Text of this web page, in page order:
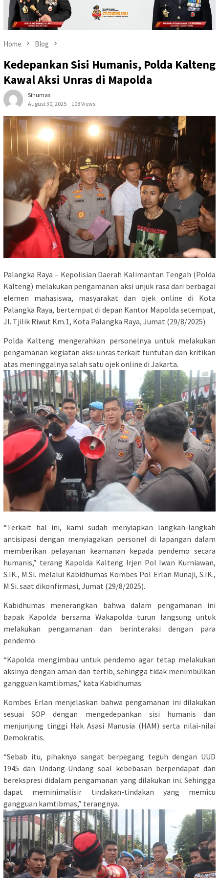
Home Blog
Kedepankan Sisi Humanis, Polda Kalteng
Kawal Aksi Unras di Mapolda
Sihumas
August 30, 2025
108 Views
Palangka Raya – Kepolisian Daerah Kalimantan Tengah (Polda
Kalteng) melakukan pengamanan aksi unjuk rasa dari berbagai
elemen mahasiswa, masyarakat dan ojek online di Kota
Palangka Raya, bertempat di depan Kantor Mapolda setempat,
Jl. Tjilik Riwut Km.1, Kota Palangka Raya, Jumat (29/8/2025).
Polda Kalteng mengerahkan personelnya untuk melakukan
pengamanan kegiatan aksi unras terkait tuntutan dan kritikan
atas meninggalnya salah satu ojek online di Jakarta.
“Terkait hal ini, kami sudah menyiapkan langkah-langkah
antisipasi dengan menyiagakan personel di lapangan dalam
memberikan pelayanan keamanan kepada pendemo secara
humanis,” terang Kapolda Kalteng Irjen Pol Iwan Kurniawan,
S.IK., M.Si. melalui Kabidhumas Kombes Pol Erlan Munaji, S.IK.,
M.Si. saat dikonfirmasi, Jumat (29/8/2025).
Kabidhumas menerangkan bahwa dalam pengamanan ini
bapak Kapolda bersama Wakapolda turun langsung untuk
melakukan pengamanan dan berinteraksi dengan para
pendemo.
“Kapolda mengimbau untuk pendemo agar tetap melakukan
aksinya dengan aman dan tertib, sehingga tidak menimbulkan
gangguan kamtibmas,” kata Kabidhumas.
Kombes Erlan menjelaskan bahwa pengamanan ini dilakukan
sesuai SOP dengan mengedepankan sisi humanis dan
menjunjung tinggi Hak Asasi Manusia (HAM) serta nilai-nilai
Demokratis.
“Sebab itu, pihaknya sangat berpegang teguh dengan UUD
1945 dan Undang-Undang soal kebebasan berpendapat dan
berekspresi didalam pengamanan yang dilakukan ini. Sehingga
dapat meminimalisir tindakan-tindakan yang memicu
gangguan kamtibmas,” terangnya.